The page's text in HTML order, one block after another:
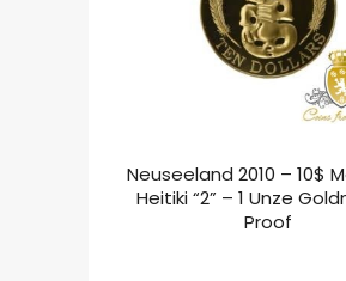
Neuseeland 2010 – 10$
Heitiki “2” – 1 Unze
Proof